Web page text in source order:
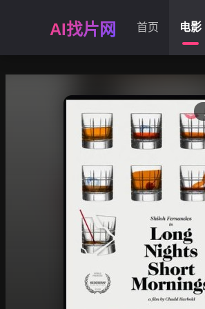
AI找片网 首页 电影